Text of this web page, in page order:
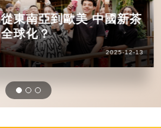
東南亞到歐美 中國新茶
球化？
2025-12-13